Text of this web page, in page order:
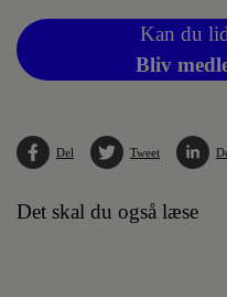
Kan du
Bliv
Del Tweet
Det skal du også læse